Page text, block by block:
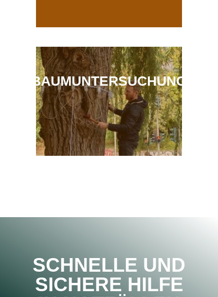
BAUMUNTERSUCHUNG
SCHNELLE UND
SICHERE HILFE